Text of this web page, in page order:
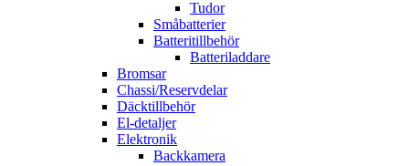
Tudor
Småbatterier
Batteritillbehör
Batteriladdare
Bromsar
Chassi/Reservdelar
Däcktillbehör
El-detaljer
Elektronik
Backkamera